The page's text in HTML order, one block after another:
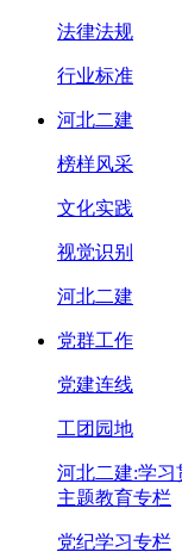
法律法规
行业标准
河北二建
榜样风采
文化实践
视觉识别
河北二建
党群工作
党建连线
工团园地
河北二建:学习
主题教育专栏
党纪学习专栏